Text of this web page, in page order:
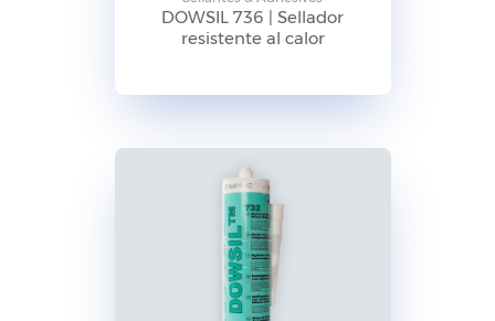
DOWSIL 736 | Sellador
resistente al calor